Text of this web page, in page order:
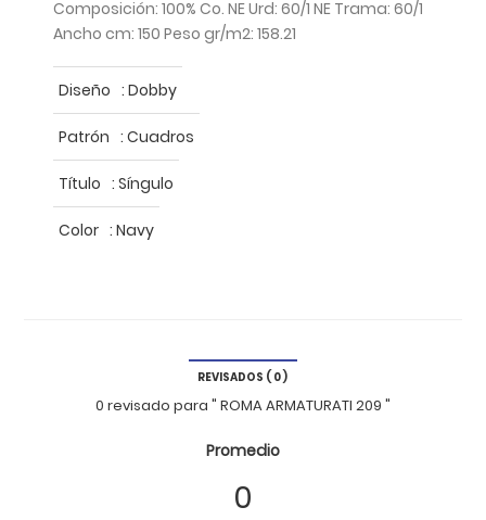
Composición: 100% Co. NE Urd: 60/1 NE Trama: 60/1
Ancho cm: 150 Peso gr/m2: 158.21
Diseño : Dobby
Patrón : Cuadros
Título : Síngulo
Color : Navy
REVISADOS ( 0 )
0 revisado para " ROMA ARMATURATI 209 "
Promedio
0